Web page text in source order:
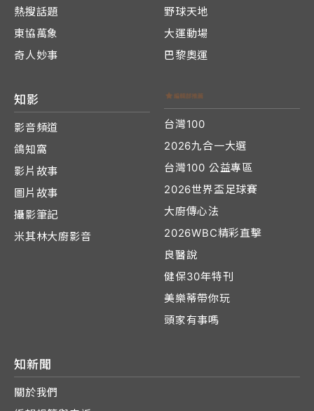
熱搜話題
東協萬象
奇人妙事
野球天地
大運動場
巴黎奧運
知影
影音頻道
鴿知窩
影片故事
圖片故事
攝影筆記
米其林大廚影音
台灣100
2026九合一大選
台灣100 公益專區
2026世界盃足球賽
大廚傳心法
2026WBC精彩直擊
良醫說
健保30年特刊
美樂蒂帶你玩
頭家有事嗎
知新聞
關於我們